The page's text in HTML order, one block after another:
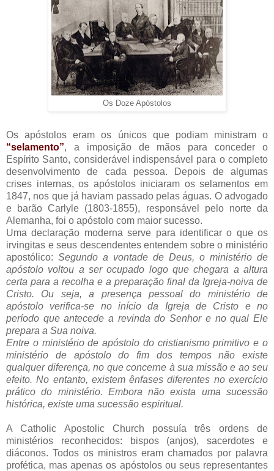
Os Doze Apóstolos
Os apóstolos eram os únicos que podiam ministram o
“selamento”, a imposição de mãos para conceder o
Espírito Santo, considerável indispensável para o completo
desenvolvimento de cada pessoa. Depois de algumas
crises internas, os apóstolos iniciaram os selamentos em
1847, nos que já haviam passado pelas águas. O advogado
e barão Carlyle (1803-1855), responsável pelo norte da
Alemanha, foi o apóstolo com maior sucesso.
Uma declaração moderna serve para identificar o que os
irvingitas e seus descendentes entendem sobre o ministério
apostólico: Segundo a vontade de Deus, o ministério de
apóstolo voltou a ser ocupado logo que chegara a altura
certa para a recolha e a preparação final da Igreja-noiva de
Cristo. Ou seja, a presença pessoal do ministério de
apóstolo verifica-se no início da Igreja de Cristo e no
período que antecede a revinda do Senhor e no qual Ele
prepara a Sua noiva.
Entre o ministério de apóstolo do cristianismo primitivo e o
ministério de apóstolo do fim dos tempos não existe
qualquer diferença, no que concerne à sua missão e ao seu
efeito. No entanto, existem ênfases diferentes no exercício
prático do ministério. Embora não exista uma sucessão
histórica, existe uma sucessão espiritual.
A Catholic Apostolic Church possuía três ordens de
ministérios reconhecidos: bispos (anjos), sacerdotes e
diáconos. Todos os ministros eram chamados por palavra
profética, mas apenas os apóstolos ou seus representantes